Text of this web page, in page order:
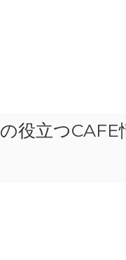
役立つ